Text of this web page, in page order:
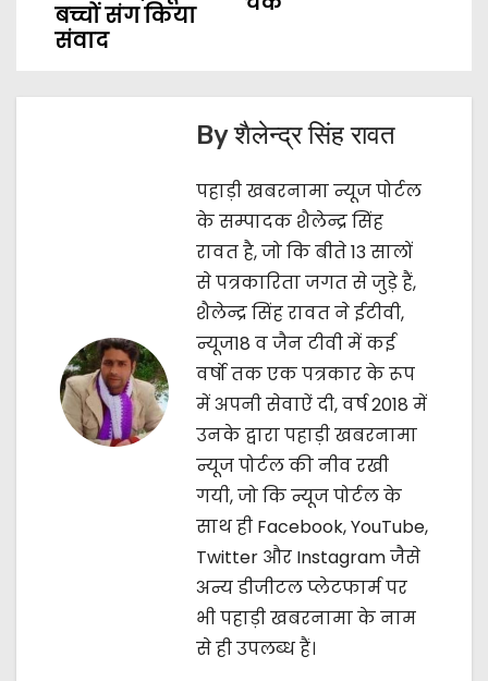
बच्चों संग किया
संवाद
Byशैलेन्द्र सिंह रावत
पहाड़ी खबरनामा न्यूज पोर्टल
के सम्पादक शैलेन्द्र सिंह
रावत है, जो कि बीते 13 सालों
से पत्रकारिता जगत से जुड़े हैं,
शैलेन्द्र सिंह रावत ने ईटीवी,
न्यूज18 व जैन टीवी में कई
वर्षो तक एक पत्रकार के रूप
में अपनी सेवाऐं दी, वर्ष 2018 में
उनके द्वारा पहाड़ी खबरनामा
न्यूज पोर्टल की नीव रखी
गयी, जो कि न्यूज पोर्टल के
साथ ही Facebook, YouTube,
Twitter और Instagram जैसे
अन्य डीजीटल प्लेटफार्म पर
भी पहाड़ी खबरनामा के नाम
से ही उपलब्ध हैं।